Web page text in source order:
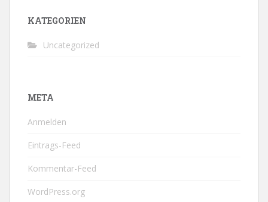
KATEGORIEN
Uncategorized
META
Anmelden
Eintrags-Feed
Kommentar-Feed
WordPress.org